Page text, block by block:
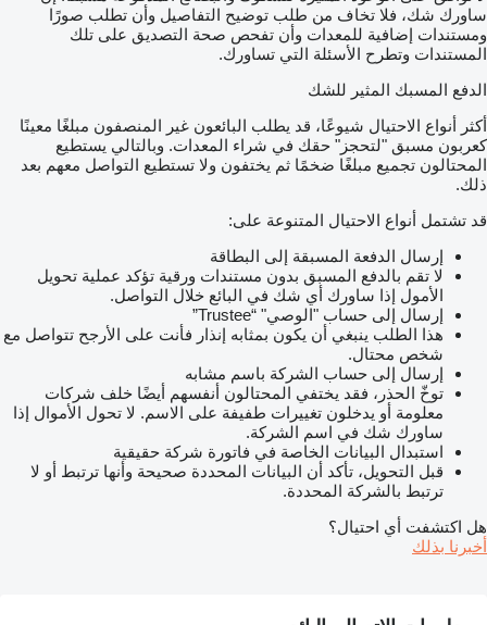
ساورك شك، فلا تخاف من طلب توضيح التفاصيل وأن تطلب صورًا
ومستندات إضافية للمعدات وأن تفحص صحة التصديق على تلك
المستندات وتطرح الأسئلة التي تساورك.
الدفع المسبك المثير للشك
أكثر أنواع الاحتيال شيوعًا، قد يطلب البائعون غير المنصفون مبلغًا معينًا
كعربون مسبق "لتحجز" حقك في شراء المعدات. وبالتالي يستطيع
المحتالون تجميع مبلغًا ضخمًا ثم يختفون ولا تستطيع التواصل معهم بعد
ذلك.
قد تشتمل أنواع الاحتيال المتنوعة على:
إرسال الدفعة المسبقة إلى البطاقة
لا تقم بالدفع المسبق بدون مستندات ورقية تؤكد عملية تحويل
الأمول إذا ساورك أي شك في البائع خلال التواصل.
إرسال إلى حساب "الوصي" “Trustee”
هذا الطلب ينبغي أن يكون بمثابه إنذار فأنت على الأرجح تتواصل مع
شخص محتال.
إرسال إلى حساب الشركة باسم مشابه
توخّ الحذر، فقد يختفي المحتالون أنفسهم أيضًا خلف شركات
معلومة أو يدخلون تغييرات طفيفة على الاسم. لا تحول الأموال إذا
ساورك شك في اسم الشركة.
استبدال البيانات الخاصة في فاتورة شركة حقيقية
قبل التحويل، تأكد أن البيانات المحددة صحيحة وأنها ترتبط أو لا
ترتبط بالشركة المحددة.
هل اكتشفت أي احتيال؟
أخبرنا بذلك